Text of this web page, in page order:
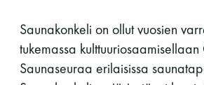
Saunakonkeli on ollut vuosien
tukemassa kulttuuriosaamisellaan
Saunaseuraa erilaisissa